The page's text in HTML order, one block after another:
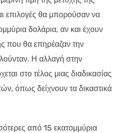
επιλογές θα μπορούσαν να
δολάρια, αν και έχουν
που θα επηρέαζαν την
Η αλλαγή στην
στο τέλος μιας διαδικασίας
όπως δείχνουν τα δικαστικά
από 15 εκατομμύρια